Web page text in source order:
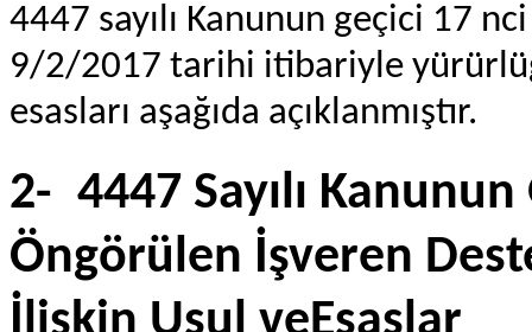
4447 sayılı Kanunun geçici 17
9/2/2017 tarihi itibariyle
esasları aşağıda açıklanmıştır.
2- 4447 Sayılı
Öngörülen İşveren